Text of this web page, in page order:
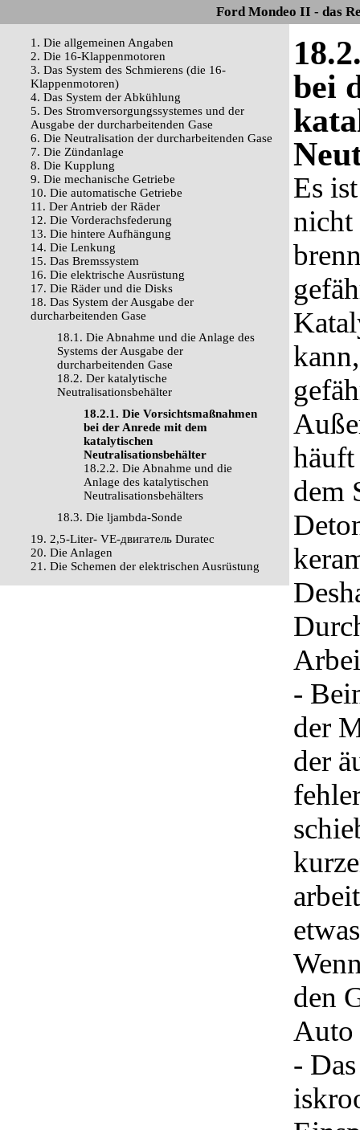
Ford Mondeo II - das
1. Die allgemeinen Angaben
2. Die 16-Klappenmotoren
3. Das System des Schmierens (die 16-
Klappenmotoren)
4. Das System der Abkühlung
5. Des Stromversorgungssystemes und der
Ausgabe der durcharbeitenden Gase
6. Die Neutralisation der durcharbeitenden Gase
7. Die Zündanlage
8. Die Kupplung
9. Die mechanische Getriebe
10. Die automatische Getriebe
11. Der Antrieb der Räder
12. Die Vorderachsfederung
13. Die hintere Aufhängung
14. Die Lenkung
15. Das Bremssystem
16. Die elektrische Ausrüstung
17. Die Räder und die Disks
18. Das System der Ausgabe der
durcharbeitenden Gase
18.1. Die Abnahme und die Anlage des
Systems der Ausgabe der
durcharbeitenden Gase
18.2. Der katalytische
Neutralisationsbehälter
18.2.1. Die Vorsichtsmaßnahmen
bei der Anrede mit dem
katalytischen
Neutralisationsbehälter
18.2.2. Die Abnahme und die
Anlage des katalytischen
Neutralisationsbehälters
18.3. Die ljambda-Sonde
19. 2,5-Liter- VЕ-двигатель Duratec
20. Die Anlagen
21. Die Schemen der elektrischen Ausrüstung
bei
Es
nicht
dem
-
der
der
den
Auto
-